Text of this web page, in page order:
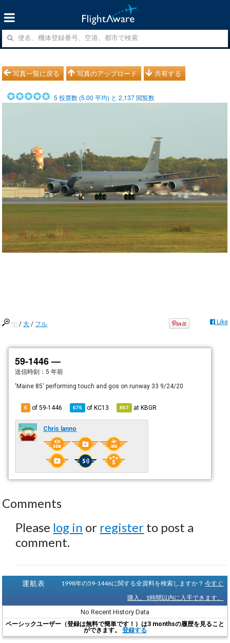
写真一覧に戻る 写真のアップロード 共有する
5 投票数 (5.00 平均) と2,137閲覧数
中 /大 / フル Like
59-1446 —
送信時刻：5 年前
'Maine 85' performing touch and gos on runway 33 9/24/20
6 of 59-1446 676 ofKC13 867 atKBGR
Chris lanno
Comments
Please log in or register to post a
comment.
運航表 1998年の59-1446に関する全資料を検索しますか？今すぐ
購入。1時間以内に入手できます。
No Recent History Data
ベーシックユーザー（登録は無料で簡単です！）は3 monthsの履歴を見ること
ができます。 登録する